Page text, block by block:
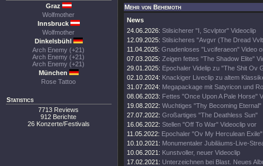
Graz
Wolfmother
Innsbruck
Wolfmother
Dinkelsbühl
Arch Enemy (+21)
Arch Enemy (+21)
Arch Enemy (+21)
München
Rose Tattoo
Statistics
7713 Reviews
912 Berichte
26 Konzerte/Festivals
Mehr von Behemoth
News
24.06.2026: Stilsicherer "I, Scvlptor" Videoclip
12.09.2025: Stilsicheres "Avgvr (The Dread
11.04.2025: Gnadenloses "Lvciferaeon" Video
07.03.2025: Zeigen fettes "The Shadow Elite"
29.01.2025: Epochaler Videlip zu "The Shit Ov
02.10.2024: Knackiger Liveclip zu altem
31.07.2024: Megapackage mit Satyricon und
08.06.2023: Fettes "Once Upon A Pale Horse"
19.08.2022: Wuchtiges "Thy Becoming Eternal"
27.07.2022: Großartiges "The Deathless Sun"
16.06.2022: Stellen "Off To War" Videoclip vor
11.05.2022: Epochaler "Ov My Herculean
10.10.2021: Monumentaler Jubiläums-Live-
10.06.2021: Kunstvoller, neuer Videoclip
17.02.2021: Unterzeichnen bei Blast. Neues